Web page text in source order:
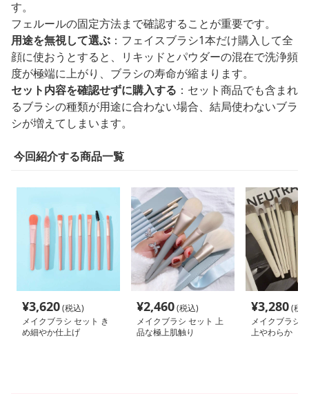
す。
フェルールの固定方法まで確認することが重要です。
用途を無視して選ぶ ：フェイスブラシ1本だけ購入して全
顔に使おうとすると、リキッドとパウダーの混在で洗浄頻
度が極端に上がり、ブラシの寿命が縮まります。
セット内容を確認せずに購入する ：セット商品でも含まれ
るブラシの種類が用途に合わない場合、結局使わないブラ
シが増えてしまいます。
今回紹介する商品一覧
¥3,620(税込)
メイクブラシ セット き
め細やか仕上げ
¥2,460(税込)
メイクブラシ セット 上
品な極上肌触り
¥3,280(税
メイクブラシ
上やわらか